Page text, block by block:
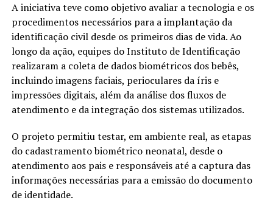
A iniciativa teve como objetivo avaliar a tecnologia e os
procedimentos necessários para a implantação da
identificação civil desde os primeiros dias de vida. Ao
longo da ação, equipes do Instituto de Identificação
realizaram a coleta de dados biométricos dos bebês,
incluindo imagens faciais, perioculares da íris e
impressões digitais, além da análise dos fluxos de
atendimento e da integração dos sistemas utilizados.
O projeto permitiu testar, em ambiente real, as etapas
do cadastramento biométrico neonatal, desde o
atendimento aos pais e responsáveis até a captura das
informações necessárias para a emissão do documento
de identidade.